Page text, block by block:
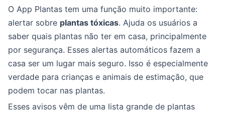
O App Plantas tem uma função muito importante:
alertar sobre plantas tóxicas. Ajuda os usuários a
saber quais plantas não ter em casa, principalmente
por segurança. Esses alertas automáticos fazem a
casa ser um lugar mais seguro. Isso é especialmente
verdade para crianças e animais de estimação, que
podem tocar nas plantas.
Esses avisos vêm de uma lista grande de plantas